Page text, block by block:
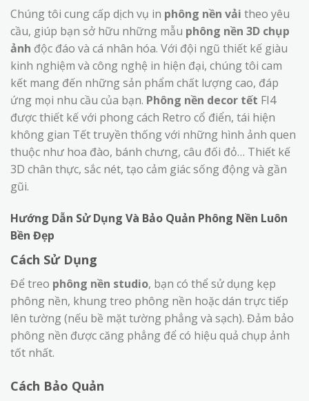
Chúng tôi cung cấp dịch vụ in phông nền vải theo yêu
cầu, giúp bạn sở hữu những mẫu phông nền 3D chụp
ảnh độc đáo và cá nhân hóa. Với đội ngũ thiết kế giàu
kinh nghiệm và công nghệ in hiện đại, chúng tôi cam
kết mang đến những sản phẩm chất lượng cao, đáp
ứng mọi nhu cầu của bạn. Phông nền decor tết FI4
được thiết kế với phong cách Retro cổ điển, tái hiện
không gian Tết truyền thống với những hình ảnh quen
thuộc như hoa đào, bánh chưng, câu đối đỏ… Thiết kế
3D chân thực, sắc nét, tạo cảm giác sống động và gần
gũi.
Hướng Dẫn Sử Dụng Và Bảo Quản Phông Nền Luôn
Bền Đẹp
Cách Sử Dụng
Để treo phông nền studio, bạn có thể sử dụng kẹp
phông nền, khung treo phông nền hoặc dán trực tiếp
lên tường (nếu bề mặt tường phẳng và sạch). Đảm bảo
phông nền được căng phẳng để có hiệu quả chụp ảnh
tốt nhất.
Cách Bảo Quản